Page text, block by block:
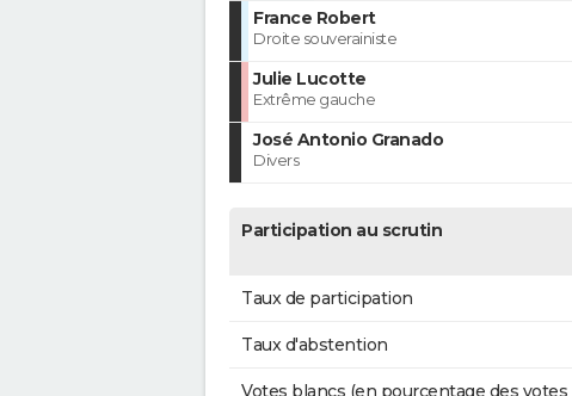
France Robert
Droite souverainiste
Julie Lucotte
Extrême gauche
José Antonio Granado
Divers
Participation au scrutin
Taux de participation
Taux d'abstention
Votes blancs (en pourcentage des votes